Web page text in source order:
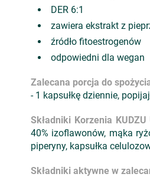
DER 6:1
zawiera ekstrakt z
źródło fitoestrogenów
odpowiedni dla wegan
Zalecana porcja do
- 1 kapsułkę dziennie,
Składniki Korzenia KUDZU
40% izoflawonów, mąka
piperyny, kapsułka
Składniki aktywne w